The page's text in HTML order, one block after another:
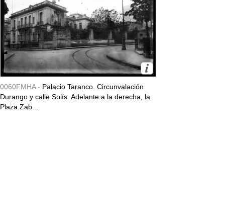
0060FMHA - Palacio Taranco. Circunvalación
Durango y calle Solís. Adelante a la derecha, la
Plaza Zab...